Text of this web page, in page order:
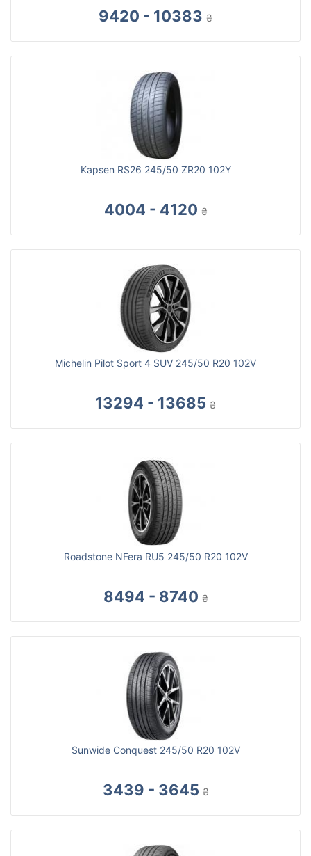
9420 - 10383 ₴
Kapsen RS26 245/50 ZR20 102Y
4004 - 4120 ₴
Michelin Pilot Sport 4 SUV 245/50 R20 102V
13294 - 13685 ₴
Roadstone NFera RU5 245/50 R20 102V
8494 - 8740 ₴
Sunwide Conquest 245/50 R20 102V
3439 - 3645 ₴